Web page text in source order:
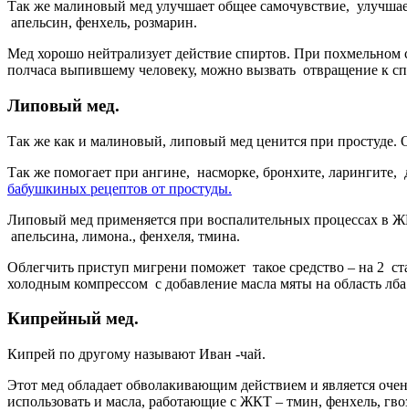
Так же малиновый мед улучшает общее самочувствие,
апельсин, фенхель, розмарин.
Мед хорошо нейтрализует действие спиртов. При
полчаса выпившему человеку, можно вызвать отвращение к
Липовый мед.
Так же как и малиновый, липовый мед ценится при простуде.
Так же помогает при ангине, насморке, бронхите, ларингите,
бабушкиных рецептов от простуды.
Липовый мед применяется при воспалительных процессах в
апельсина, лимона., фенхеля, тмина.
Облегчить приступ мигрени поможет такое средство – на 2
холодным компрессом с добавление масла мяты на область
Кипрейный мед.
Кипрей по другому называют Иван -чай.
Этот мед обладает обволакивающим действием и является
использовать и масла, работающие с ЖКТ – тмин, фенхель,